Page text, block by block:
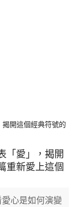
「愛」，揭開
重新愛上這個
心是如何演變